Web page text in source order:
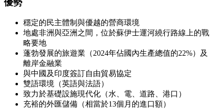
優勢
穩定的民主體制與優越的營商環境
地處非洲與亞洲之間，位於蘇伊士運河繞行路線上的戰
略要地
蓬勃發展的旅遊業（2024年佔國內生產總值的22%）及
離岸金融業
與中國及印度簽訂自由貿易協定
雙語環境（英語與法語）
致力於基礎設施現代化（水、電、道路、港口）
充裕的外匯儲備（相當於13個月的進口額）